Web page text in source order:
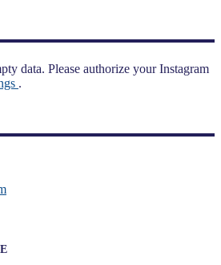
data. Please authorize your Instagram
.